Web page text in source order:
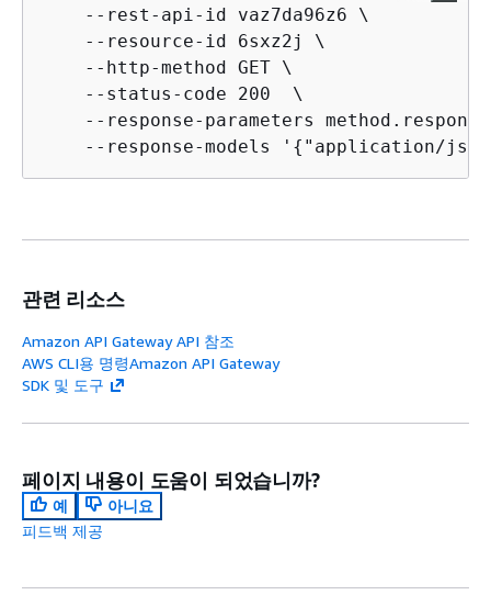
    --rest-api-id vaz7da96z6 \
    --resource-id 6sxz2j \
    --http-method GET \
    --status-code 200  \
--response-parameters
    --response-models '
{ "application/
관련 리소스
Amazon API Gateway API 참조
AWS CLI용 명령Amazon API Gateway
SDK 및 도구
페이지 내용이 도움이 되었습니까?
예
아니요
피드백 제공